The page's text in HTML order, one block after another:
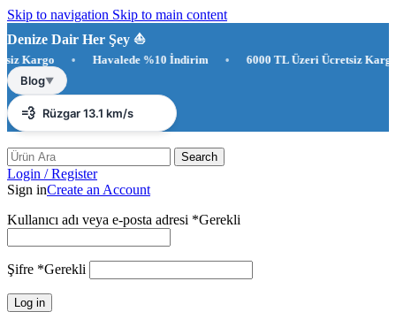
Skip to navigation Skip to main content
Denize Dair Her Şey ⛵️
• Havalede %10 İndirim • 6000 TL Üzeri Ücretsiz Kargo
Blog▼
☀️ Antalya 31°C
💨 Rüzgar 13.1 km/s
💧 Nem %78
Search
Login / Register
Sign inCreate an Account
Kullanıcı adı veya e-posta adresi *Gerekli
Şifre *Gerekli
Log in